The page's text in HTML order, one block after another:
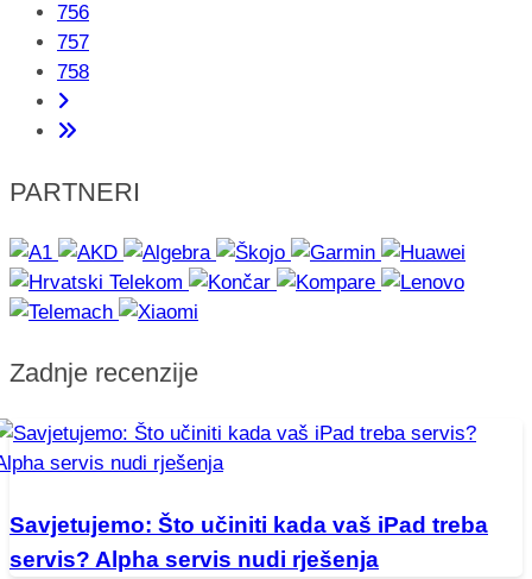
756
757
758
PARTNERI
Zadnje recenzije
Savjetujemo: Što učiniti kada vaš iPad treba
servis? Alpha servis nudi rješenja